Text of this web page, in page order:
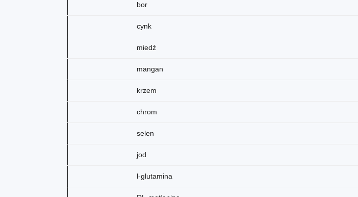
bor
cynk
miedź
mangan
krzem
chrom
selen
jod
l-glutamina